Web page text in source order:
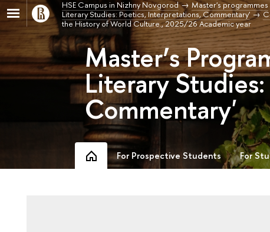
HSE Campus in Nizhny Novgorod Master's programmes
Literary Studies: Poetics, Interpretations, Commentary'
the History of World Culture., 2025/26 Academic year
Master’s
Literary
Commentary'
For Prospective Students For